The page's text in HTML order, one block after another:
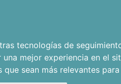
tecnologías de
una mejor experiencia en el
que sean más relevantes